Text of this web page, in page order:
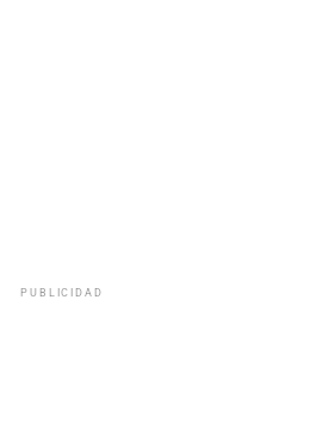
PUBLICIDAD